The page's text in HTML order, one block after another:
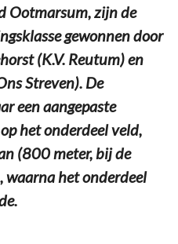
Ootmarsum, zijn de
gewonnen door
(K.V. Reutum) en
Streven). De
een aangepaste
het onderdeel veld,
(800 meter, bij de
waarna het onderdeel